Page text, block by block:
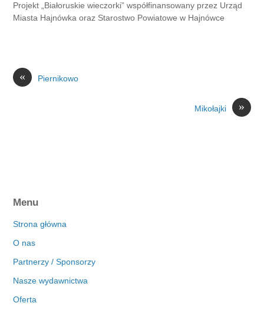
Projekt „Białoruskie wieczorki” współfinansowany przez Urząd
Miasta Hajnówka oraz Starostwo Powiatowe w Hajnówce
« Piernikowo
»
Mikołajki
Menu
Strona główna
O nas
Partnerzy / Sponsorzy
Nasze wydawnictwa
Oferta